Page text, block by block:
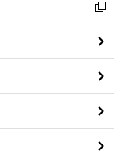
閉
る
新
し
い
ウ
ィ
ン
ド
ウ
で